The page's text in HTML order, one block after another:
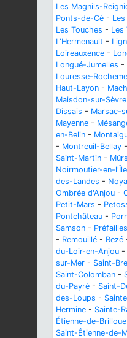
Les Magnils-
Ponts-de-Cé - Les
Les Touches - Les
L'Hermenault -
Loireauxence -
Longué-Jumelles -
Louresse-
Haut-Layon -
Maisdon-sur-Sèvre
Dissais - Marsac-
Mayenne -
en-Belin -
- Montreuil-Bellay -
Saint-Martin -
Noirmoutier-en-l'Île
des-Landes -
Ombrée d'Anjou -
Petit-Mars -
Pontchâteau -
Samson - Préfailles
- Remouillé - Rezé
du-Loir-en-Anjou -
sur-Mer - Saint-
Saint-Colomban -
du-Payré - Saint-
des-Loups -
Hermine - Sainte-
Étienne-de-
Saint-Étienne-de-